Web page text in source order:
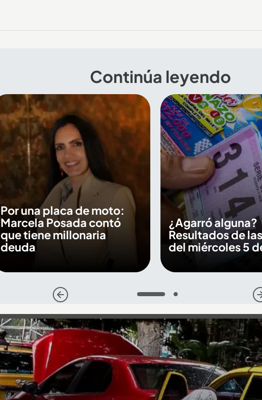
Continúa leyendo
Por una placa de moto:
Marcela Posada contó
que tiene millonaria
deuda
¿Agarró alguna?
Resultados de
del miércoles 5
1 2